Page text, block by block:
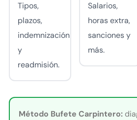
Tipos,
plazos,
indemnización
y
readmisión.
Salarios,
horas extra,
sanciones y
más.
Método Bufete Carpintero: